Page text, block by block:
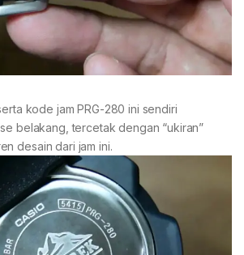
kode jam PRG-280 ini sendiri
belakang, tercetak dengan “ukiran”
desain dari jam ini.